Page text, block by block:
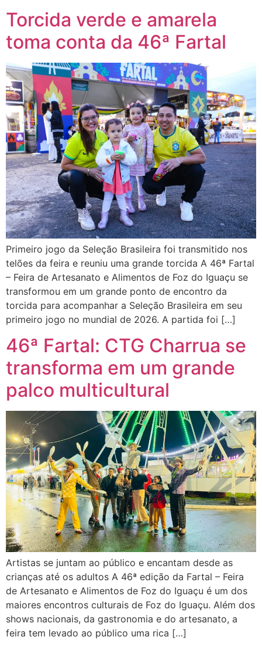
Torcida verde e amarela
toma conta da 46ª Fartal
Primeiro jogo da Seleção Brasileira foi transmitido nos
telões da feira e reuniu uma grande torcida A 46ª Fartal
– Feira de Artesanato e Alimentos de Foz do Iguaçu se
transformou em um grande ponto de encontro da
torcida para acompanhar a Seleção Brasileira em seu
primeiro jogo no mundial de 2026. A partida foi […]
46ª Fartal: CTG Charrua se
transforma em um grande
palco multicultural
Artistas se juntam ao público e encantam desde as
crianças até os adultos A 46ª edição da Fartal – Feira
de Artesanato e Alimentos de Foz do Iguaçu é um dos
maiores encontros culturais de Foz do Iguaçu. Além dos
shows nacionais, da gastronomia e do artesanato, a
feira tem levado ao público uma rica […]